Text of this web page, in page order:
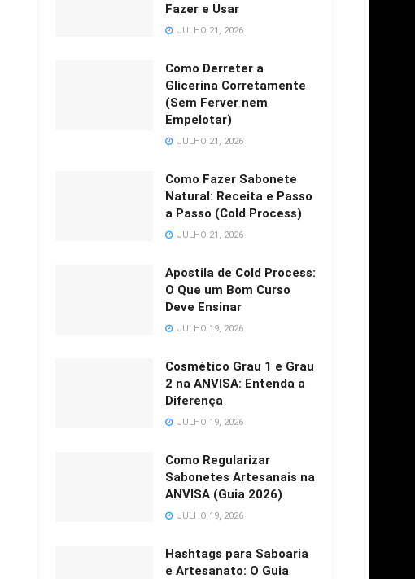
Fazer e Usar
JULHO 21, 2026
Como Derreter a
Glicerina Corretamente
(Sem Ferver nem
Empelotar)
JULHO 21, 2026
Como Fazer Sabonete
Natural: Receita e Passo
a Passo (Cold Process)
JULHO 21, 2026
Apostila de Cold Process:
O Que um Bom Curso
Deve Ensinar
JULHO 19, 2026
Cosmético Grau 1 e Grau
2 na ANVISA: Entenda a
Diferença
JULHO 19, 2026
Como Regularizar
Sabonetes Artesanais na
ANVISA (Guia 2026)
JULHO 19, 2026
Hashtags para Saboaria
e Artesanato: O Guia